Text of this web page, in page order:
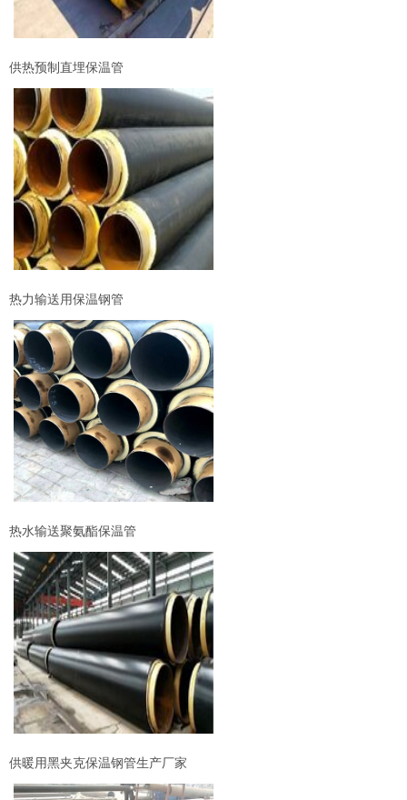
供热预制直埋保温管
热力输送用保温钢管
热水输送聚氨酯保温管
供暖用黑夹克保温钢管生产厂家